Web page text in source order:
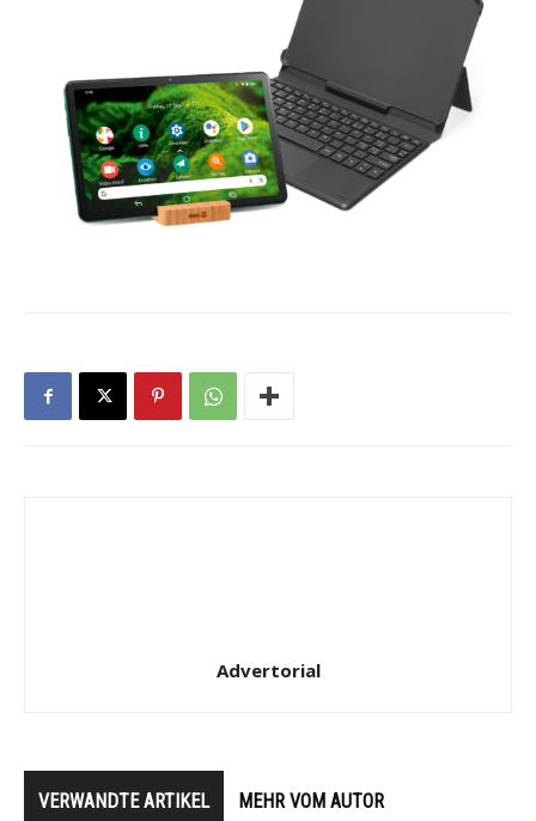
Advertorial
VERWANDTE ARTIKEL MEHR VOM AUTOR